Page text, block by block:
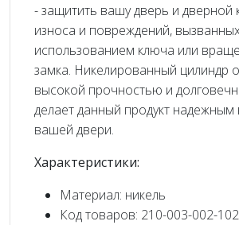
- защитить вашу дверь и дверной
износа и повреждений,
использованием ключа или
замка. Никелированный цилиндр
высокой прочностью и
делает данный продукт
вашей двери.
Характеристики:
Материал: никель
Код товаров: 210-003-002-